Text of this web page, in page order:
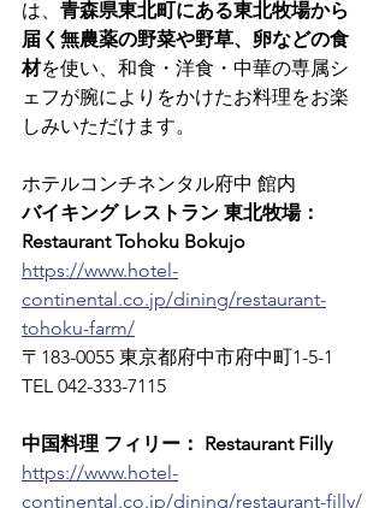
は、 青森県東北町にある東北牧場から
届く無農薬の野菜や野草、卵などの食
材を使い、和食・洋食・中華の専属シ
ェフが腕によりをかけたお料理をお楽
しみいただけます。
ホテルコンチネンタル府中 館内
バイキング レストラン 東北牧場：
Restaurant Tohoku Bokujo
https://www.hotel-
continental.co.jp/dining/restaurant-
tohoku-farm/
〒183-0055 東京都府中市府中町1-5-1
TEL 042-333-7115
中国料理 フィリー： Restaurant Filly
https://www.hotel-
continental.co.jp/dining/restaurant-filly/